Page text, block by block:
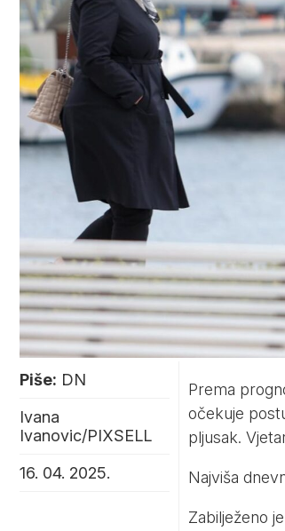
Piše: DN
Ivana
Ivanovic/PIXSELL
16. 04. 2025.
Prema
očekuje
pljusak.
Najviša
Zabilježeno